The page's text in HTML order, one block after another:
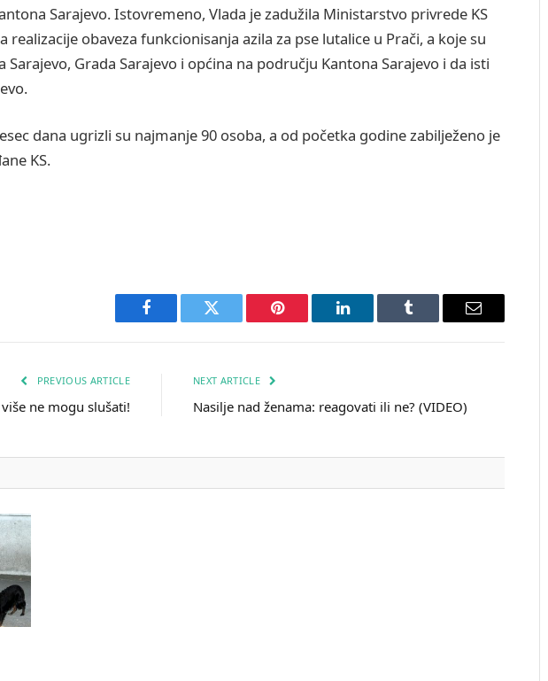
Sarajevo. Istovremeno, Vlada je zadužila Ministarstvo privrede KS
realizacije obaveza funkcionisanja azila za pse lutalice u Prači, a koje su
Grada Sarajevo i općina na području Kantona Sarajevo i da isti
dana ugrizli su najmanje 90 osoba, a od početka godine zabilježeno je
KS.
Facebook Twitter Pinterest LinkedIn Tumblr Email
PREVIOUS ARTICLE
ne mogu slušati!
NEXT ARTICLE
Nasilje nad ženama: reagovati ili ne? (VIDEO)